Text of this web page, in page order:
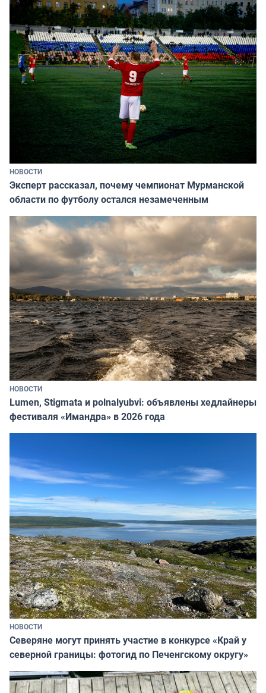
НОВОСТИ
Эксперт рассказал, почему чемпионат Мурманской
области по футболу остался незамеченным
НОВОСТИ
Lumen, Stigmata и polnalyubvi: объявлены хедлайнеры
фестиваля «Имандра» в 2026 года
НОВОСТИ
Северяне могут принять участие в конкурсе «Край у
северной границы: фотогид по Печенгскому округу»